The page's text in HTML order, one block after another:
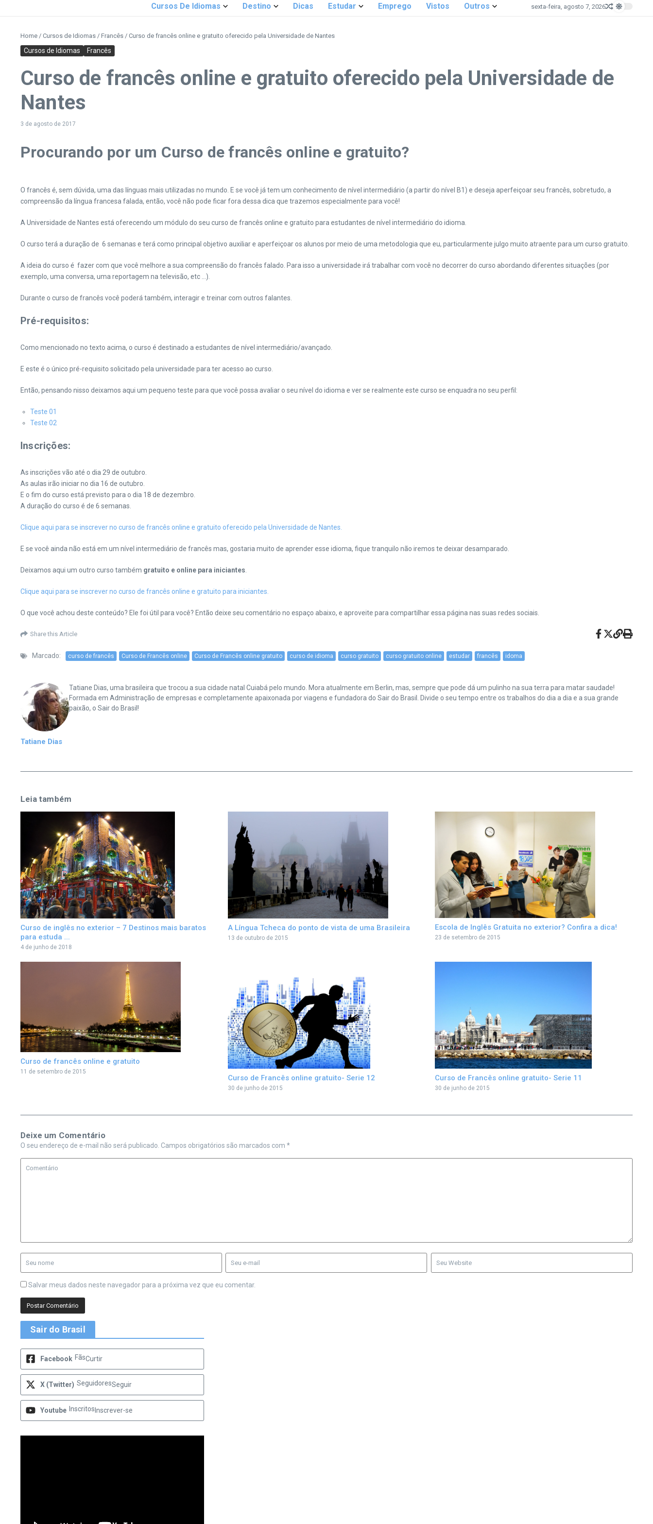
Cursos De Idiomas Destino Dicas Estudar Emprego Vistos Outros sexta-feira, agosto 7, 2026
Home / Cursos de Idiomas / Francês / Curso de francês online e gratuito oferecido pela Universidade de Nantes
Cursos de Idiomas Francês
Curso de francês online e gratuito oferecido pela Universidade de
Nantes
3 de agosto de 2017
Procurando por um Curso de francês online e gratuito?
O francês é, sem dúvida, uma das línguas mais utilizadas no mundo. E se você já tem um conhecimento de nível intermediário (a partir do nível B1) e deseja aperfeiçoar seu francês, sobretudo, a
compreensão da língua francesa falada, então, você não pode ficar fora dessa dica que trazemos especialmente para você!
A Universidade de Nantes​ está oferecendo um módulo do seu curso de francês online e gratuito para estudantes de nível intermediário do idioma.
O curso terá a duração de 6 semanas e terá como principal objetivo auxiliar e aperfeiçoar os alunos por meio de uma metodologia que eu, particularmente julgo muito atraente para um curso gratuito.
A ideia do curso é fazer com que você melhore a sua compreensão do francês falado. Para isso a universidade irá trabalhar com você no decorrer do curso abordando diferentes situações (por
exemplo, uma conversa, uma reportagem na televisão, etc …).
Durante o curso de francês você poderá também, interagir e treinar com outros falantes.
Pré-requisitos:
Como mencionado no texto acima, o curso é destinado a estudantes de nível intermediário/avançado.
E este é o único pré-requisito solicitado pela universidade para ter acesso ao curso.
Então, pensando nisso deixamos aqui um pequeno teste para que você possa avaliar o seu nível do idioma e ver se realmente este curso se enquadra no seu perfil:
Teste 01
Teste 02
Inscrições:
As inscrições vão até o dia 29 de outubro.
As aulas irão iniciar no dia 16 de outubro.
E o fim do curso está previsto para o dia 18 de dezembro.
A duração do curso é de 6 semanas.
Clique aqui para se inscrever no curso de francês online e gratuito oferecido pela Universidade de Nantes.
E se você ainda não está em um nível intermediário de francês mas, gostaria muito de aprender esse idioma, fique tranquilo não iremos te deixar desamparado.
Deixamos aqui um outro curso também gratuito e online para iniciantes
Clique aqui para se inscrever no curso de francês online e gratuito para iniciantes.
O que você achou deste conteúdo? Ele foi útil para você? Então deixe seu comentário no espaço abaixo, e aproveite para compartilhar essa página nas suas redes sociais.
Share this Article
Marcado: curso de francês Curso de Francês online Curso de Francês online gratuito curso de idioma curso gratuito curso gratuito online estudar francês idoma
Tatiane Dias
Tatiane Dias, uma brasileira que trocou a sua cidade natal Cuiabá pelo mundo. Mora atualmente em Berlin, mas, sempre que pode dá um pulinho na sua terra para matar saudade!
Formada em Administração de empresas e completamente apaixonada por viagens e fundadora do Sair do Brasil. Divide o seu tempo entre os trabalhos do dia a dia e a sua grande
paixão, o Sair do Brasil!
Leia também
Curso de inglês no exterior – 7 Destinos mais baratos
para estuda ...
4 de junho de 2018
A Língua Tcheca do ponto de vista de uma Brasileira
13 de outubro de 2015
Escola de Inglês Gratuita no exterior? Confira a dica!
23 de setembro de 2015
Curso de francês online e gratuito
11 de setembro de 2015
Curso de Francês online gratuito- Serie 12
30 de junho de 2015
Curso de Francês online gratuito- Serie 11
30 de junho de 2015
Deixe um Comentário
O seu endereço de e-mail não será publicado. Campos obrigatórios são marcados com *
Salvar meus dados neste navegador para a próxima vez que eu comentar.
Sair do Brasil
Facebook FãsCurtir
X (Twitter) SeguidoresSeguir
Youtube Inscritos Inscrever-se